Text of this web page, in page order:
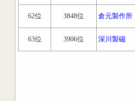
62位 3848位 倉元製作所
63位 3906位 深川製磁